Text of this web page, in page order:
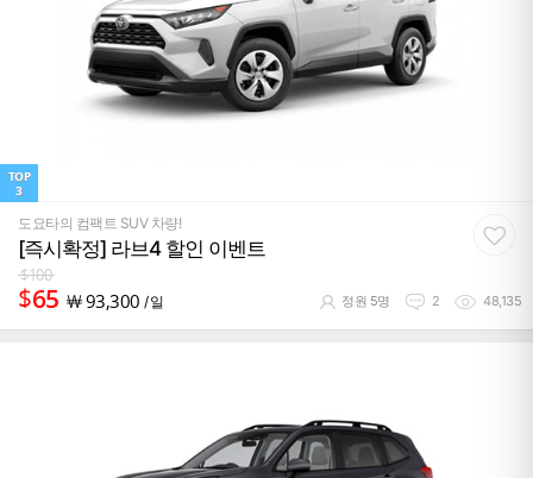
TOP
3
도요타의 컴팩트 SUV 차량!
[즉시확정] 라브4 할인 이벤트
$100
$65 ￦93,300 / 일 정원 5명 2 48,135